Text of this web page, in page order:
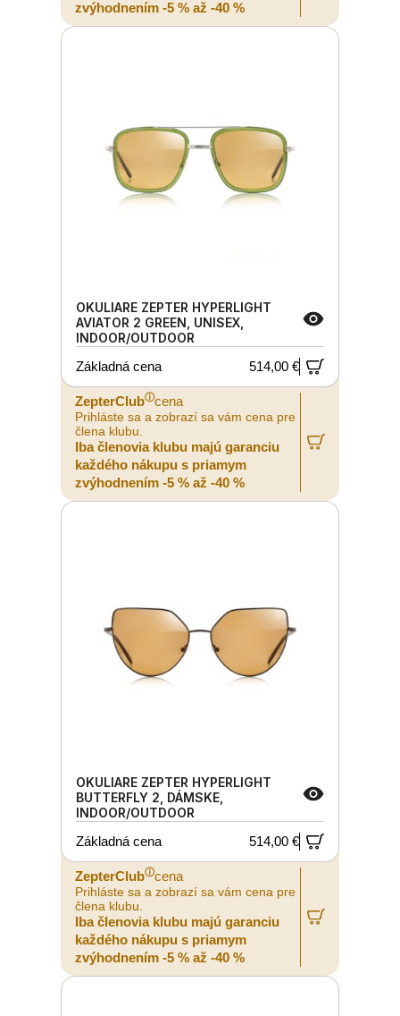
zvýhodnením -5 % až -40 %
OKULIARE ZEPTER HYPERLIGHT
AVIATOR 2 GREEN, UNISEX,
INDOOR/OUTDOOR
Základná cena
514,00 €
ZepterClubⓘcena
Prihláste sa a zobrazí sa vám cena pre
člena klubu.
Iba členovia klubu majú garanciu
každého nákupu s priamym
zvýhodnením -5 % až -40 %
OKULIARE ZEPTER HYPERLIGHT
BUTTERFLY 2, DÁMSKE,
INDOOR/OUTDOOR
Základná cena
514,00 €
ZepterClubⓘcena
Prihláste sa a zobrazí sa vám cena pre
člena klubu.
Iba členovia klubu majú garanciu
každého nákupu s priamym
zvýhodnením -5 % až -40 %